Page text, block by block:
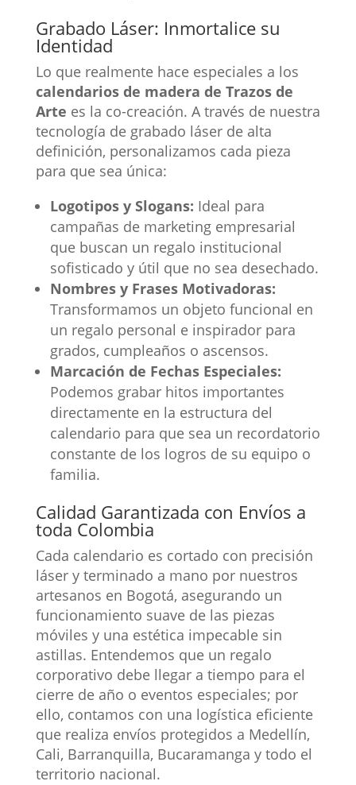
Grabado Láser: Inmortalice su
Identidad
Lo que realmente hace especiales a los
calendarios de madera de Trazos de
Arte es la co-creación. A través de nuestra
tecnología de grabado láser de alta
definición, personalizamos cada pieza
para que sea única:
Logotipos y Slogans: Ideal para
campañas de marketing empresarial
que buscan un regalo institucional
sofisticado y útil que no sea desechado.
Nombres y Frases Motivadoras:
Transformamos un objeto funcional en
un regalo personal e inspirador para
grados, cumpleaños o ascensos.
Marcación de Fechas Especiales:
Podemos grabar hitos importantes
directamente en la estructura del
calendario para que sea un recordatorio
constante de los logros de su equipo o
familia.
Calidad Garantizada con Envíos a
toda Colombia
Cada calendario es cortado con precisión
láser y terminado a mano por nuestros
artesanos en Bogotá, asegurando un
funcionamiento suave de las piezas
móviles y una estética impecable sin
astillas. Entendemos que un regalo
corporativo debe llegar a tiempo para el
cierre de año o eventos especiales; por
ello, contamos con una logística eficiente
que realiza envíos protegidos a Medellín,
Cali, Barranquilla, Bucaramanga y todo el
territorio nacional.